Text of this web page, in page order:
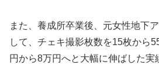
また、養成所卒業後、元女性地下
して、チェキ撮影枚数を15枚から
円から8万円へと大幅に伸ばした実